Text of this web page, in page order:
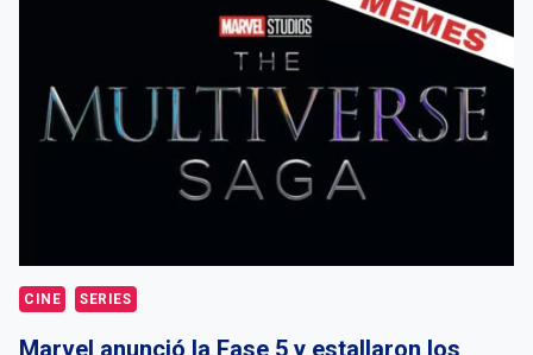
CINE SERIES
Marvel anunció la Fase 5 y estallaron los